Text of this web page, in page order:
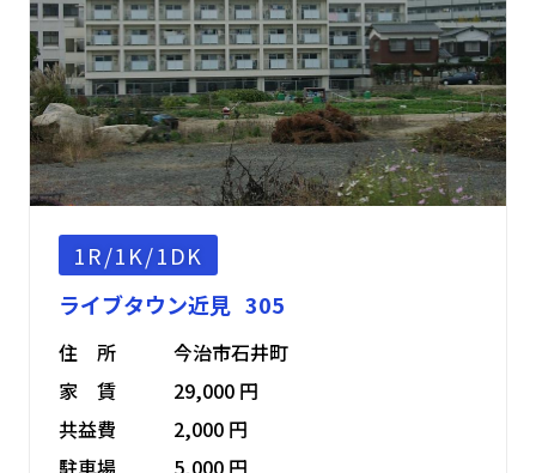
1R/1K/1DK
ライブタウン近見 305
住 所
今治市石井町
家 賃
29,000 円
共益費
2,000 円